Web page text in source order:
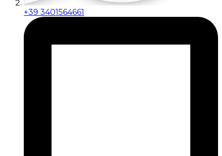
+39 3401564661